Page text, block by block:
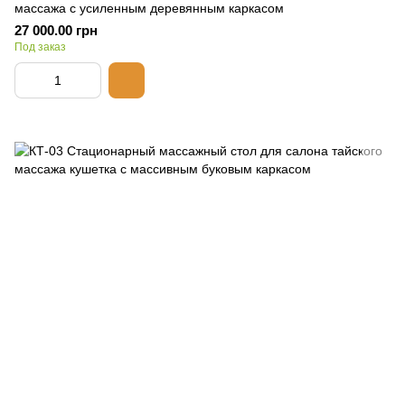
массажа с усиленным деревянным каркасом
27 000.00 грн
Под заказ